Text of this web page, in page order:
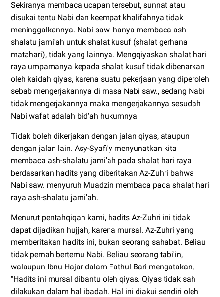
Sekiranya membaca ucapan tersebut, sunnat atau
disukai tentu Nabi dan keempat khalifahnya tidak
meninggalkannya. Nabi saw. hanya membaca ash-
shalatu jami'ah untuk shalat kusuf (shalat gerhana
matahari), tidak yang lainnya. Mengqiyaskan shalat hari
raya umpamanya kepada shalat kusuf tidak dibenarkan
oleh kaidah qiyas, karena suatu pekerjaan yang diperoleh
sebab mengerjakannya di masa Nabi saw., sedang Nabi
tidak mengerjakannya maka mengerjakannya sesudah
Nabi wafat adalah bid'ah hukumnya.
Tidak boleh dikerjakan dengan jalan qiyas, ataupun
dengan jalan lain. Asy-Syafi'y menyunatkan kita
membaca ash-shalatu jami'ah pada shalat hari raya
berdasarkan hadits yang diberitakan Az-Zuhri bahwa
Nabi saw. menyuruh Muadzin membaca pada shalat hari
raya ash-shalatu jami'ah.
Menurut pentahqiqan kami, hadits Az-Zuhri ini tidak
dapat dijadikan hujjah, karena mursal. Az-Zuhri yang
memberitakan hadits ini, bukan seorang sahabat. Beliau
tidak pernah bertemu Nabi. Beliau seorang tabi'in,
walaupun Ibnu Hajar dalam Fathul Bari mengatakan,
"Hadits ini mursal dibantu oleh qiyas. Qiyas tidak sah
dilakukan dalam hal ibadah. Hal ini diakui sendiri oleh